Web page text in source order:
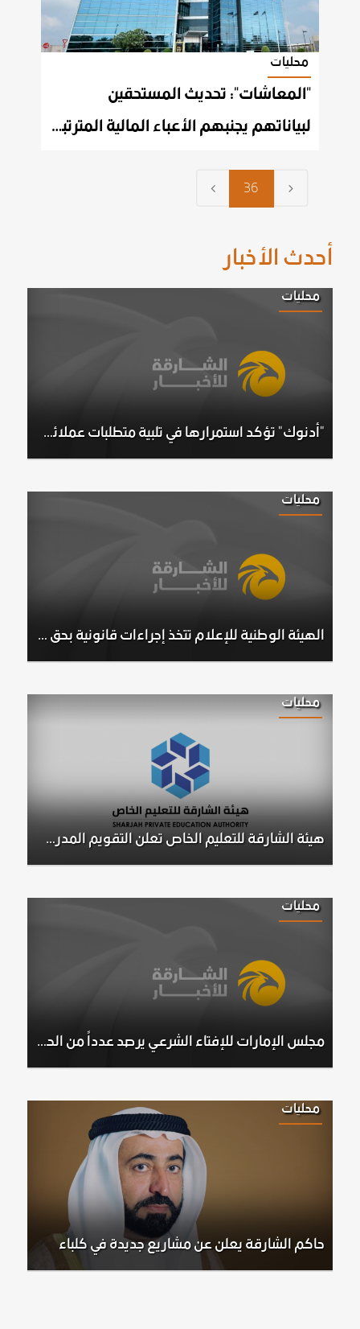
أحدث الأخبار
"أدنوك" تؤكد استمرارها في تلبية متطلبات عملائها رغم الظروف والتحديات الاستثنائية
محليات
الهيئة الوطنية للإعلام تتخذ إجراءات قانونية بحق شخصين بعد مخالفتهما معايير المحتوى الإعلامي
محليات
هيئة الشارقة للتعليم الخاص تعلن التقويم المدرسي بدءًا من العام الأكاديمي 2026-2027
محليات
مجلس الإمارات للإفتاء الشرعي يرصد عدداً من الحسابات الإلكترونية المخالفة لنظام ترخيص وتصريح الفتاوى الخاصة
محليات
حاكم الشارقة يعلن عن مشاريع جديدة في كلباء
محليات
محليات
"المعاشات": تحديث المستحقين
لبياناتهم يجنبهم الأعباء المالية المترتبة على صرف معاشات بالزيادة
36